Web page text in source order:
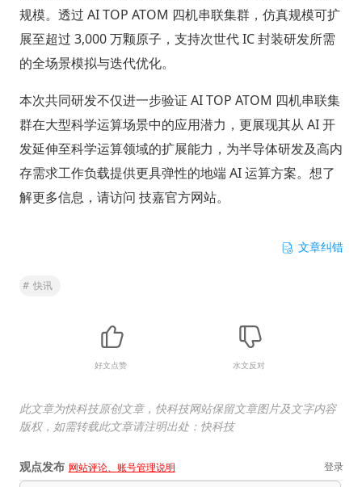
规模。透过 AI TOP ATOM 四机串联集群，仿真规模可扩
展至超过 3,000 万颗原子，支持次世代 IC 封装研发所需
的全场景模拟与迭代优化。
本次共同研发不仅进一步验证 AI TOP ATOM 四机串联集
群在大型科学运算场景中的应用潜力，更展现其从 AI 开
发延伸至科学运算领域的扩展能力，为半导体研发及高内
存需求工作负载提供更具弹性的地端 AI 运算方案。想了
解更多信息，请访问 技嘉官方网站。
文章纠错
# 快讯
好文点赞 水文反对
此文章为快科技原创文章，快科技网站保留文章图片及文字内容
版权，如需转载此文章请注明出处：快科技
观点发布 网站评论、账号管理说明 登录